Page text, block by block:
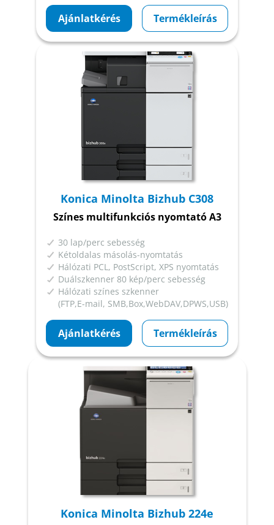
Ajánlatkérés Termékleírás
Konica Minolta Bizhub C308
Színes multifunkciós nyomtató A3
30 lap/perc sebesség
Kétoldalas másolás-nyomtatás
Hálózati PCL, PostScript, XPS nyomtatás
Duálszkenner 80 kép/perc sebesség
Hálózati színes szkenner
(FTP,E-mail, SMB,Box,WebDAV,DPWS,USB)
Ajánlatkérés Termékleírás
Konica Minolta Bizhub 224e